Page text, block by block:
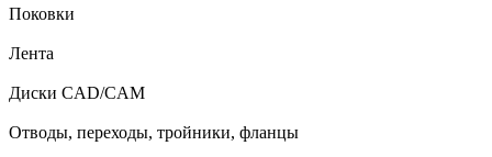
Поковки
Лента
Диски CAD/CAM
Отводы, переходы, тройники, фланцы